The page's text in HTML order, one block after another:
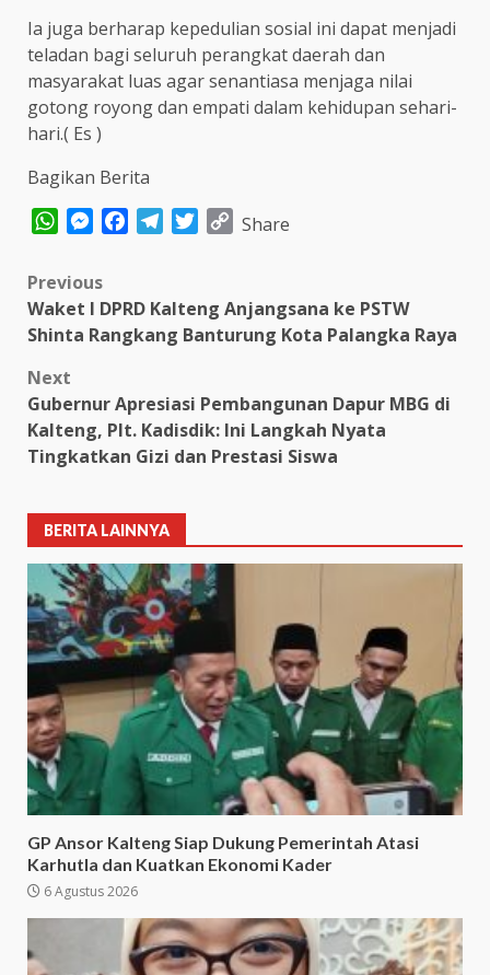
Ia juga berharap kepedulian sosial ini dapat menjadi
teladan bagi seluruh perangkat daerah dan
masyarakat luas agar senantiasa menjaga nilai
gotong royong dan empati dalam kehidupan sehari-
hari.( Es )
Bagikan Berita
WhatsAppMessenger
FacebookTelegram
TwitterCopy
Share
Post
navigation
Previous
Waket I DPRD Kalteng Anjangsana ke PSTW
Shinta Rangkang Banturung Kota Palangka Raya
Next
Gubernur Apresiasi Pembangunan Dapur MBG di
Kalteng, Plt. Kadisdik: Ini Langkah Nyata
Tingkatkan Gizi dan Prestasi Siswa
BERITA LAINNYA
GP Ansor Kalteng Siap Dukung Pemerintah Atasi
Karhutla dan Kuatkan Ekonomi Kader
6 Agustus 2026